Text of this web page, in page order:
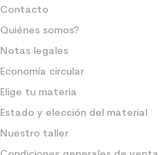
Contacto
Quiénes somos?
Notas legales
Economía circular
Elige tu materia
Estado y elección del material
Nuestro taller